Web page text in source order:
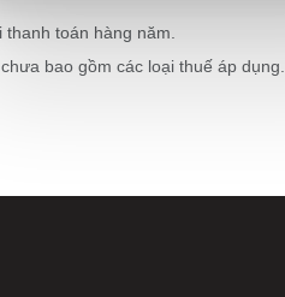
thanh toán hàng năm.
bao gồm các loại thuế áp dụng.
(được MIỄN